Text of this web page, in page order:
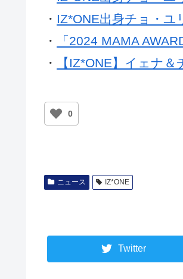
IZ*ONE出身チョ・ユ
「2024 MAMA
【IZ*ONE】イェナ
0
Twitter